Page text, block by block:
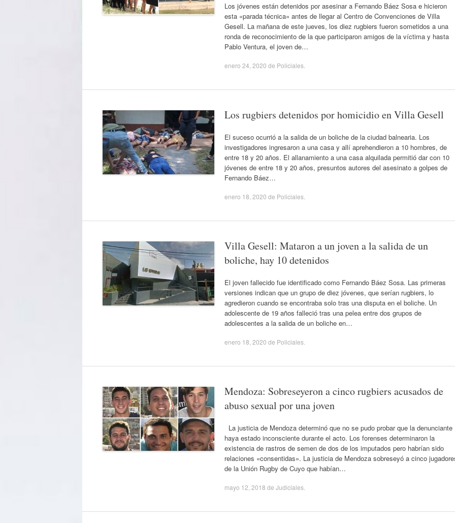
Los jóvenes están detenidos por asesinar a Fernando Báez Sosa e hicieron
esta «parada técnica» antes de llegar al Centro de Convenciones de Villa
Gesell. La mañana de este jueves, los diez rugbiers fueron sometidos a una
ronda de reconocimiento de la que participaron amigos de la víctima y hasta
Pablo Ventura, el joven de…
enero 24, 2020 de Policiales
Los rugbiers detenidos por homicidio en Villa Gesell
El suceso ocurrió a la salida de un boliche de la ciudad balnearia. Los
investigadores ingresaron a una casa y allí aprehendieron a 10 hombres, de
entre 18 y 20 años. El allanamiento a una casa alquilada permitió dar con 10
jóvenes de entre 18 y 20 años, presuntos autores del asesinato a golpes de
Fernando Báez…
enero 18, 2020 de Policiales
Villa Gesell: Mataron a un joven a la salida de un
boliche, hay 10 detenidos
El joven fallecido fue identificado como Fernando Báez Sosa. Las primeras
versiones indican que un grupo de diez jóvenes, que serían rugbiers, lo
agredieron cuando se encontraba solo tras una disputa en el boliche. Un
adolescente de 19 años falleció tras una pelea entre dos grupos de
adolescentes a la salida de un boliche en…
enero 18, 2020 de Policiales
Mendoza: Sobreseyeron a cinco rugbiers acusados de
abuso sexual por una joven
La justicia de Mendoza determinó que no se pudo probar que la denunciante
haya estado inconsciente durante el acto. Los forenses determinaron la
existencia de rastros de semen de dos de los imputados pero habrían sido
relaciones «consentidas». La justicia de Mendoza sobreseyó a cinco
de la Unión Rugby de Cuyo que habían…
mayo 12, 2018 de Judiciales